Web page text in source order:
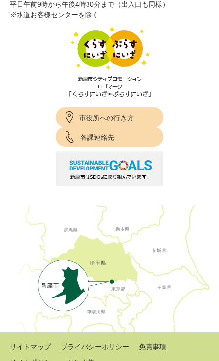
平日午前9時から午後4時30分まで（出入口も同様）
※水道お客様センターを除く
市役所への行き方
各課連絡先
サイトマップ プライバシーポリシー
免責事項